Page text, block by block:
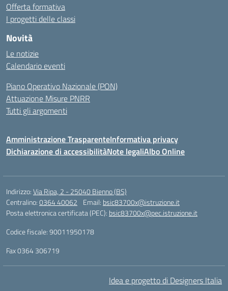
Offerta formativa
I progetti delle classi
Novità
Le notizie
Calendario eventi
Piano Operativo Nazionale (PON)
Attuazione Misure PNRR
Tutti gli argomenti
Amministrazione TrasparenteInformativa privacy
Dichiarazione di accessibilitàNote legaliAlbo Online
Indirizzo:Via Ripa, 2 - 25040 Bienno (BS)
Centralino:0364 40062 Email: bsic83700x@istruzione.it
Posta elettronica certificata (PEC): bsic83700x@pec.istruzione.it
Codice fiscale: 90011950178
Fax 0364 306719
Idea e progetto di Designers Italia